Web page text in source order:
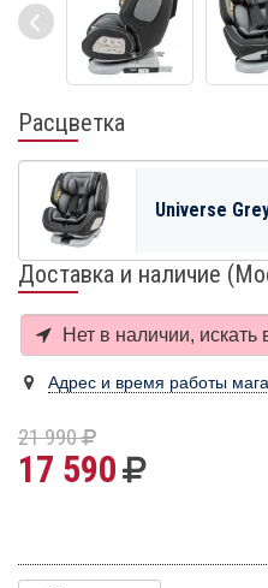
Расцветка
Universe
Доставка и наличие
Нет в наличии, искать
Адрес и время работы
21 990
17 590